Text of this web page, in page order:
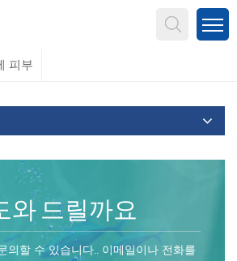
피부
와 드릴까요
의할 수 있습니다.. 이메일이나 전화를